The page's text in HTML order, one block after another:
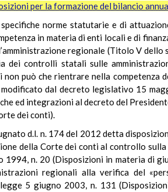
per la formazione del bilancio
norme statutarie e di
in materia di enti locali e di
regionale (Titolo V
dei controlli statali sulle
può che rientrare nella
modificato dal decreto legislativo 15
ed integrazioni al decreto del
dei conti).
d.l. n. 174 del 2012 detta
della Corte dei conti al controllo
1994, n. 20 (Disposizioni in materia di
regionali alla verifica del
5 giugno 2003, n. 131